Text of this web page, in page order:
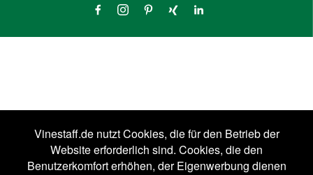
Vinestaff.de nutzt Cookies, die für den Betrieb der
Website erforderlich sind. Cookies, die den
Benutzerkomfort erhöhen, der Eigenwerbung dienen